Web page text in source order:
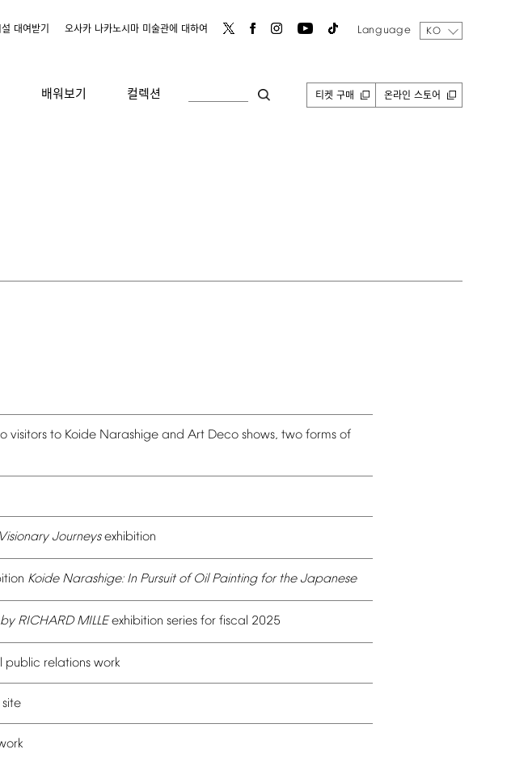
대여받기 오사카 나카노시마 미술관에 대하여 Language KO
배워보기 컬렉션 티켓 구매 온라인 스토어
visitors to Koide Narashige and Art Deco shows, two forms of
Visionary Journeys exhibition
Koide Narashige: In Pursuit of Oil Painting for the Japanese
by RICHARD MILLE exhibition series for fiscal 2025
public relations work
site